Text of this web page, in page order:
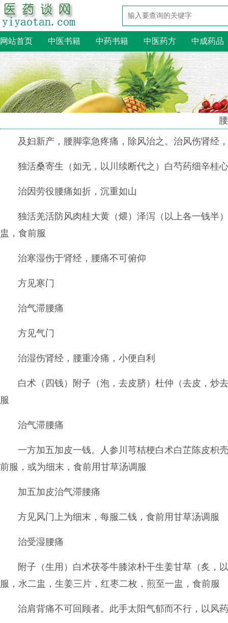
网站首页 中医书籍 中药书籍 中医药方 中成药品
及妇新产，腰脚挛急疼痛，除风治之。治风伤肾经
独活桑寄生（如无，以川续断代之）白芍药细辛桂
治因劳役腰痛如折，沉重如山
独活羌活防风肉桂大黄（煨）泽泻（以上各一钱半
盅，食前服
治寒湿伤于肾经，腰痛不可俯仰
方见寒门
治气滞腰痛
方见气门
治湿伤肾经，腰重冷痛，小便自利
白术（四钱）附子（泡，去皮脐）杜仲（去皮，炒
服
治气滞腰痛
一方加五加皮一钱。人参川芎桔梗白术白芷陈皮枳
前服，或为细末，食前用甘草汤调服
加五加皮治气滞腰痛
方见风门上为细末，每服二钱，食前用甘草汤调服
治受湿腰痛
附子（生用）白术茯苓牛膝浓朴干生姜甘草（炙，
服，水二盅，生姜三片，红枣二枚，煎至一盅，食前服
治肩背痛不可回顾者。此手太阳气郁而不行，以风